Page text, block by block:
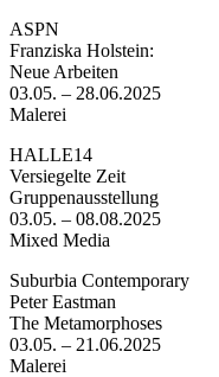
ASPN
Franziska Holstein:
Neue Arbeiten
03.05. – 28.06.2025
Malerei
HALLE14
Versiegelte Zeit
Gruppenausstellung
03.05. – 08.08.2025
Mixed Media
Suburbia Contemporary
Peter Eastman
The Metamorphoses
03.05. – 21.06.2025
Malerei